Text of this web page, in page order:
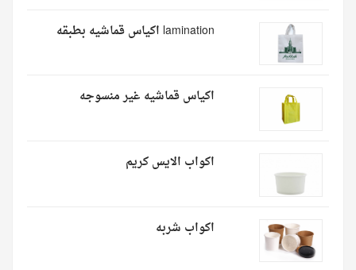
lamination اكياس قماشيه بطبقه
اكياس قماشيه غير منسوجه
اكواب الايس كريم
اكواب شربه